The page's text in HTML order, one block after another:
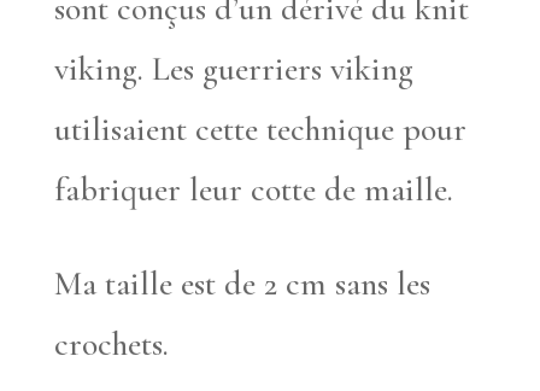
sont conçus d’un dérivé du knit
viking. Les guerriers viking
utilisaient cette technique pour
fabriquer leur cotte de maille.
Ma taille est de 2 cm sans les
crochets.